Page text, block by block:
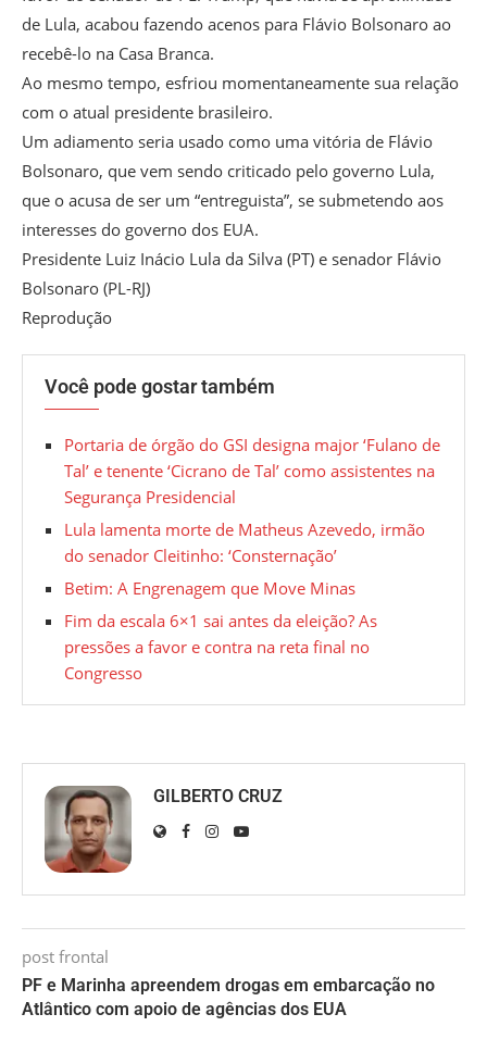
de Lula, acabou fazendo acenos para Flávio Bolsonaro ao
recebê-lo na Casa Branca.
Ao mesmo tempo, esfriou momentaneamente sua relação
com o atual presidente brasileiro.
Um adiamento seria usado como uma vitória de Flávio
Bolsonaro, que vem sendo criticado pelo governo Lula,
que o acusa de ser um “entreguista”, se submetendo aos
interesses do governo dos EUA.
Presidente Luiz Inácio Lula da Silva (PT) e senador Flávio
Bolsonaro (PL-RJ)
Reprodução
Você pode gostar também
Portaria de órgão do GSI designa major ‘Fulano de
Tal’ e tenente ‘Cicrano de Tal’ como assistentes na
Segurança Presidencial
Lula lamenta morte de Matheus Azevedo, irmão
do senador Cleitinho: ‘Consternação’
Betim: A Engrenagem que Move Minas
Fim da escala 6×1 sai antes da eleição? As
pressões a favor e contra na reta final no
Congresso
GILBERTO CRUZ
post frontal
PF e Marinha apreendem drogas em embarcação no
Atlântico com apoio de agências dos EUA